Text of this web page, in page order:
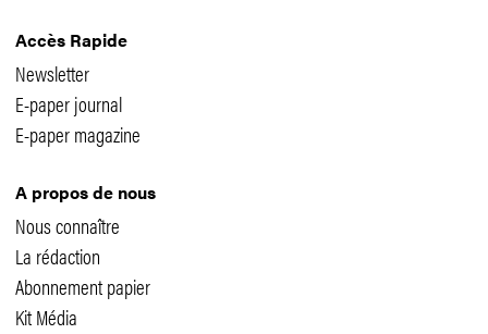
Accès Rapide
Newsletter
E-paper journal
E-paper magazine
A propos de nous
Nous connaître
La rédaction
Abonnement papier
Kit Média